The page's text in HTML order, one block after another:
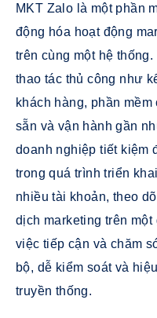
MKT Zalo là một phần
động hóa hoạt động
trên cùng một hệ
thao tác thủ công như
khách hàng, phần
sẵn và vận hành gần
doanh nghiệp tiết kiệm
trong quá trình triển
nhiều tài khoản, theo
dịch marketing trên
việc tiếp cận và chăm
bộ, dễ kiểm soát và
truyền thống.